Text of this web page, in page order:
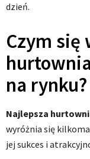
dzień.
Czym się
na rynku?
Najlepsza
wyróżnia się
jej sukces i